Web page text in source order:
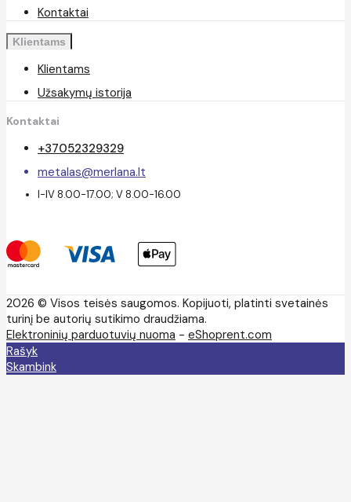
Kontaktai
Klientams
Klientams
Užsakymų istorija
Kontaktai
+37052329329
metalas@merlana.lt
I-IV 8.00-17.00; V 8.00-16.00
2026 © Visos teisės saugomos. Kopijuoti, platinti svetainės
turinį be autorių sutikimo draudžiama.
Elektroninių parduotuvių nuoma - eShoprent.com
Rašyk
Skambink